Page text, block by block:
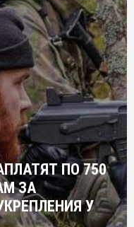
ПО 750
ЗА
У